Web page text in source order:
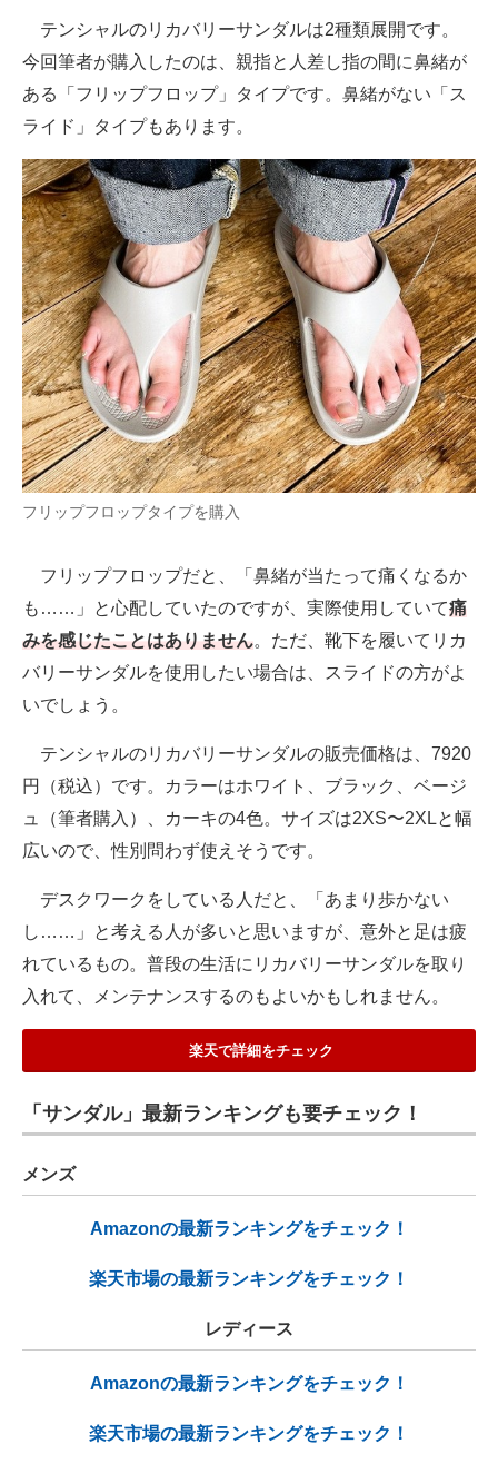
テンシャルのリカバリーサンダルは2種類展開です。
今回筆者が購入したのは、親指と人差し指の間に鼻緒が
ある「フリップフロップ」タイプです。鼻緒がない「ス
ライド」タイプもあります。
フリップフロップタイプを購入
フリップフロップだと、「鼻緒が当たって痛くなるか
も……」と心配していたのですが、実際使用していて痛
みを感じたことはありません。ただ、靴下を履いてリカ
バリーサンダルを使用したい場合は、スライドの方がよ
いでしょう。
テンシャルのリカバリーサンダルの販売価格は、7920
円（税込）です。カラーはホワイト、ブラック、ベージ
ュ（筆者購入）、カーキの4色。サイズは2XS〜2XLと幅
広いので、性別問わず使えそうです。
デスクワークをしている人だと、「あまり歩かない
し……」と考える人が多いと思いますが、意外と足は疲
れているもの。普段の生活にリカバリーサンダルを取り
入れて、メンテナンスするのもよいかもしれません。
楽天で詳細をチェック
「サンダル」最新ランキングも要チェック！
メンズ
Amazonの最新ランキングをチェック！
楽天市場の最新ランキングをチェック！
レディース
Amazonの最新ランキングをチェック！
楽天市場の最新ランキングをチェック！